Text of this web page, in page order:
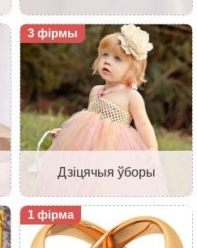
3 фірмы
Дзіцячыя ўборы
1 фірма